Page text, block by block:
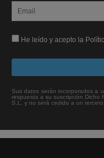
He leído y acepto la
Sus datos serán incorporados a
respuesta a su suscripción Dicho
S.L. y no será cedido a un